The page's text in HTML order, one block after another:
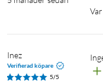
Inez
Verifierad köpare
5/5